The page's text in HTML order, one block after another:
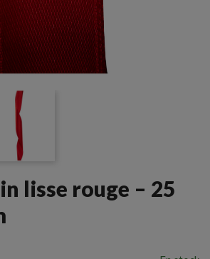
lisse rouge – 25